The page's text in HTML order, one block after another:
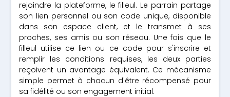
rejoindre la plateforme, le filleul. Le parrain partage
son lien personnel ou son code unique, disponible
dans son espace client, et le transmet à ses
proches, ses amis ou son réseau. Une fois que le
filleul utilise ce lien ou ce code pour s'inscrire et
remplir les conditions requises, les deux parties
reçoivent un avantage équivalent. Ce mécanisme
simple permet à chacun d'être récompensé pour
sa fidélité ou son engagement initial.